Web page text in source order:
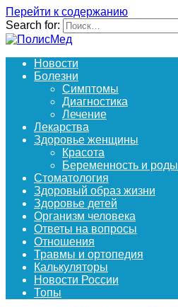
Перейти к содержанию
Search for:
Новости
Болезни
Симптомы
Диагностика
Лечение
Лекарства
Здоровье женщины
Красота
Беременность и роды
Стоматология
Здоровый образ жизни
Здоровье детей
Организм человека
Ответы на вопросы
Отношения
Травмы и ортопедия
Калькуляторы
Новости России
Топы